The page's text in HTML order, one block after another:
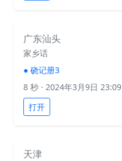
广东汕头
家乡话
● 硗记册3
8 秒 · 2024年3月9日 23:09
打开
天津